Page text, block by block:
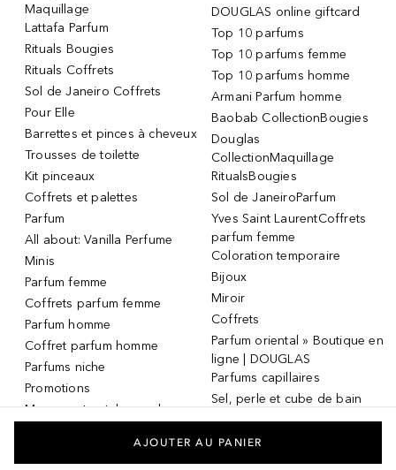
Maquillage
Lattafa Parfum
Rituals Bougies
Rituals Coffrets
Sol de Janeiro Coffrets
Pour Elle
Barrettes et pinces à cheveux
Trousses de toilette
Kit pinceaux
Coffrets et palettes
Parfum
All about: Vanilla Perfume
Minis
Parfum femme
Coffrets parfum femme
Parfum homme
Coffret parfum homme
Parfums niche
Promotions
Masque et patch pour les
DOUGLAS online giftcard
Top 10 parfums
Top 10 parfums femme
Top 10 parfums homme
Armani Parfum homme
Baobab CollectionBougies
Douglas
CollectionMaquillage
RitualsBougies
Sol de JaneiroParfum
Yves Saint LaurentCoffrets
parfum femme
Coloration temporaire
Bijoux
Miroir
Coffrets
Parfum oriental » Boutique en
ligne | DOUGLAS
Parfums capillaires
Sel, perle et cube de bain
Dermaroller
Masque et patch pour les
AJOUTER AU PANIER